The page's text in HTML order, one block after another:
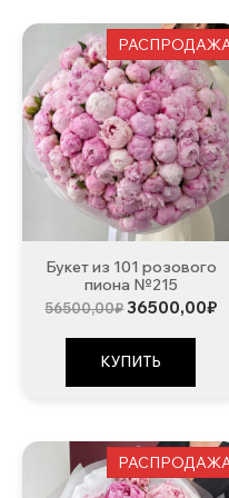
Букет из 101 розового
пиона №215
56500,00₽
составляла
56500,00₽.
36500,00₽
КУПИТЬ